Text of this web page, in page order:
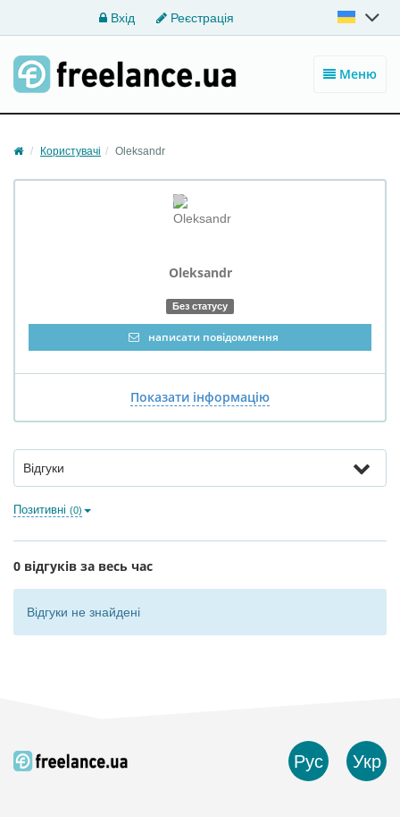
Вхід Реєстрація
Меню
Користувачі Oleksandr
Oleksandr
Без статусу
написати повідомлення
Показати інформацію
Відгуки
Позитивні (0)
0 відгуків за весь час
Відгуки не знайдені
Рус Укр